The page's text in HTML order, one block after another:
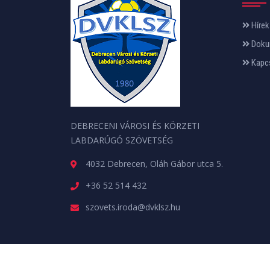
DEBRECENI VÁROSI ÉS KÖRZETI
LABDARÚGÓ SZÖVETSÉG
4032 Debrecen, Oláh Gábor utca 5.
+36 52 514 432
szovets.iroda@dvklsz.hu
Hírek